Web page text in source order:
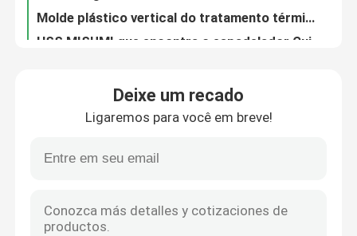
Contacte-nos
peças do molde da precisão
Pinos e luvas do ejetor
Deixe um recado
Ligaremos para você em breve!